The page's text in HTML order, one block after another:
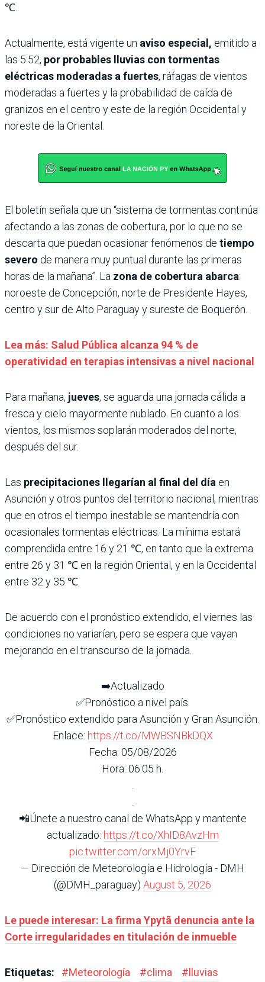
℃.
Actualmente, está vigente un aviso especial, emitido a
las 5:52, por probables lluvias con tormentas
eléctricas moderadas a fuertes, ráfagas de vientos
moderadas a fuertes y la probabilidad de caída de
granizos en el centro y este de la región Occidental y
noreste de la Oriental.
El boletín señala que un “sistema de tormentas continúa
afectando a las zonas de cobertura, por lo que no se
descarta que puedan ocasionar fenómenos de tiempo
severo de manera muy puntual durante las primeras
horas de la mañana”. La zona de cobertura abarca:
noroeste de Concepción, norte de Presidente Hayes,
centro y sur de Alto Paraguay y sureste de Boquerón.
Lea más: Salud Pública alcanza 94 % de
operatividad en terapias intensivas a nivel nacional
Para mañana, jueves, se aguarda una jornada cálida a
fresca y cielo mayormente nublado. En cuanto a los
vientos, los mismos soplarán moderados del norte,
después del sur.
Las precipitaciones llegarían al final del día en
Asunción y otros puntos del territorio nacional, mientras
que en otros el tiempo inestable se mantendría con
ocasionales tormentas eléctricas. La mínima estará
comprendida entre 16 y 21 ℃, en tanto que la extrema
entre 26 y 31 ℃ en la región Oriental, y en la Occidental
entre 32 y 35 ℃.
De acuerdo con el pronóstico extendido, el viernes las
condiciones no variarían, pero se espera que vayan
mejorando en el transcurso de la jornada.
➡️Actualizado
✅Pronóstico a nivel país.
✅Pronóstico extendido para Asunción y Gran Asunción.
Enlace: https://t.co/MWBSNBkDQX
Fecha: 05/08/2026
Hora: 06:05 h.
📲Únete a nuestro canal de WhatsApp y mantente
actualizado: https://t.co/XhID8AvzHm
pic.twitter.com/orxMj0YrvF
— Dirección de Meteorología e Hidrología - DMH
(@DMH_paraguay) August 5, 2026
Le puede interesar: La firma Ypytã denuncia ante la
Corte irregularidades en titulación de inmueble
Etiquetas: #Meteorología #clima # lluvias